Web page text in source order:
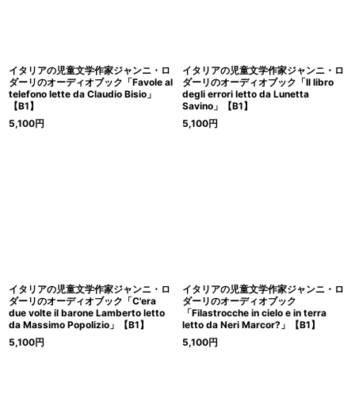
イタリアの児童文学作家ジャンニ・ロ
ダーリのオーディオブック「Favole al
telefono lette da Claudio Bisio」
【B1】
5,100円
イタリアの児童文学作家ジャンニ・ロ
ダーリのオーディオブック「Il libro
degli errori letto da Lunetta
Savino」【B1】
5,100円
イタリアの児童文学作家ジャンニ・ロ
ダーリのオーディオブック「C'era
due volte il barone Lamberto letto
da Massimo Popolizio」【B1】
5,100円
イタリアの児童文学作家ジャンニ・ロ
ダーリのオーディオブック
「Filastrocche in cielo e in terra
letto da Neri Marcor?」【B1】
5,100円